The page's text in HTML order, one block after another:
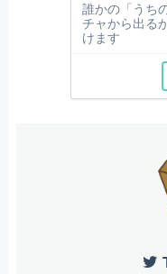
誰かの「うち
チャから出る
けます